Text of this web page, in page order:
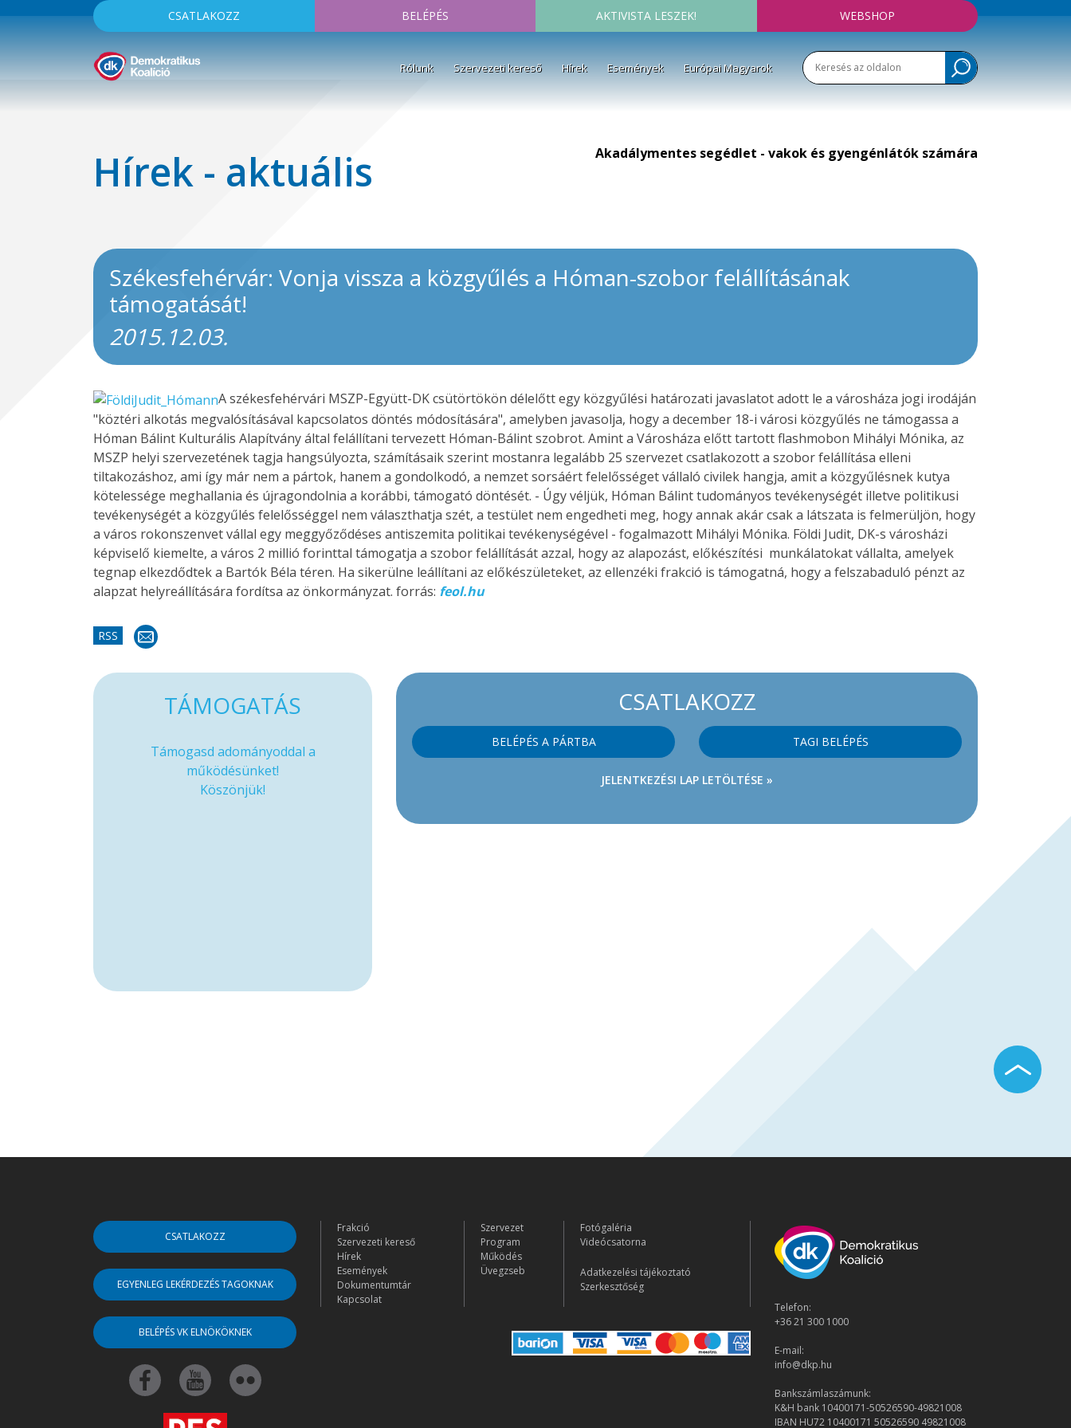
CSATLAKOZZ BELÉPÉS AKTIVISTA LESZEK! WEBSHOP
Rólunk Szervezeti kereső Hírek Események Európai Magyarok
Hírek - aktuális Akadálymentes segédlet - vakok és gyengénlátók számára
Székesfehérvár: Vonja vissza a közgyűlés a Hóman-szobor felállításának
támogatását!
2015.12.03.
A székesfehérvári MSZP-Együtt-DK csütörtökön délelőtt egy közgyűlési határozati javaslatot adott le a városháza jogi irodáján
"köztéri alkotás megvalósításával kapcsolatos döntés módosítására", amelyben javasolja, hogy a december 18-i városi közgyűlés ne támogassa a
Hóman Bálint Kulturális Alapítvány által felállítani tervezett Hóman-Bálint szobrot. Amint a Városháza előtt tartott flashmobon Mihályi Mónika, az
MSZP helyi szervezetének tagja hangsúlyozta, számításaik szerint mostanra legalább 25 szervezet csatlakozott a szobor felállítása elleni
tiltakozáshoz, ami így már nem a pártok, hanem a gondolkodó, a nemzet sorsáért felelősséget vállaló civilek hangja, amit a közgyűlésnek kutya
kötelessége meghallania és újragondolnia a korábbi, támogató döntését. - Úgy véljük, Hóman Bálint tudományos tevékenységét illetve politikusi
tevékenységét a közgyűlés felelősséggel nem választhatja szét, a testület nem engedheti meg, hogy annak akár csak a látszata is felmerüljön, hogy
a város rokonszenvet vállal egy meggyőződéses antiszemita politikai tevékenységével - fogalmazott Mihályi Mónika. Földi Judit, DK-s városházi
képviselő kiemelte, a város 2 millió forinttal támogatja a szobor felállítását azzal, hogy az alapozást, előkészítési munkálatokat vállalta, amelyek
tegnap elkezdődtek a Bartók Béla téren. Ha sikerülne leállítani az előkészületeket, az ellenzéki frakció is támogatná, hogy a felszabaduló pénzt az
alapzat helyreállítására fordítsa az önkormányzat. forrás: feol.hu
RSS
CSATLAKOZZ
BELÉPÉS A PÁRTBA TAGI BELÉPÉS
JELENTKEZÉSI LAP LETÖLTÉSE »
TÁMOGATÁS
Támogasd adományoddal a
működésünket!
Köszönjük!
CSATLAKOZZ
EGYENLEG LEKÉRDEZÉS TAGOKNAK
BELÉPÉS VK ELNÖKÖKNEK
Frakció
Szervezeti kereső
Hírek
Események
Dokumentumtár
Kapcsolat
Szervezet
Program
Működés
Üvegzseb
Fotógaléria
Videócsatorna
Adatkezelési tájékoztató
Szerkesztőség
Telefon:
+36 21 300 1000
E-mail:
info@dkp.hu
Bankszámlaszámunk:
K&H bank 10400171-50526590-49821008
IBAN HU72 10400171 50526590 49821008